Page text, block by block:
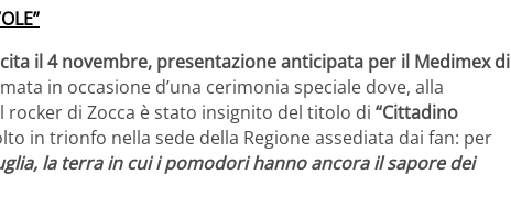
il 4 novembre, presentazione anticipata per il Medimex di
in occasione d’una cerimonia speciale dove, alla
di Zocca è stato insignito del titolo di “Cittadino
in trionfo nella sede della Regione assediata dai fan: per
la terra in cui i pomodori hanno ancora il sapore dei